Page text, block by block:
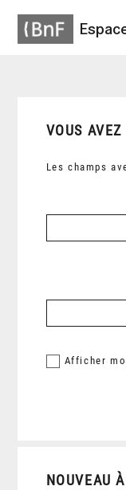
VOUS
Les champs
Afficher
NOUVEAU